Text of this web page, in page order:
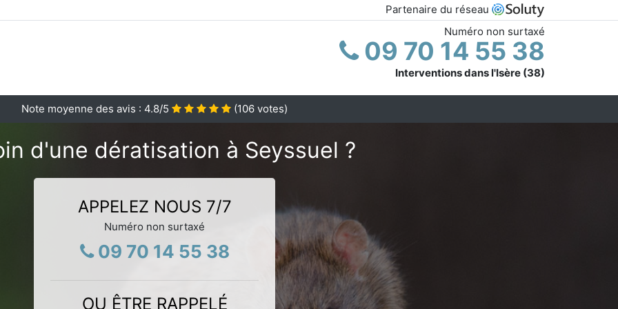
Partenaire du réseau
Numéro non surtaxé
09 70 14 55 38
Interventions dans l'Isère (38)
Note moyenne des avis : 4.8/5 (106 votes)
d'une dératisation à Seyssuel ?
APPELEZ NOUS 7/7
Numéro non surtaxé
09 70 14 55 38
OU ÊTRE RAPPELÉ